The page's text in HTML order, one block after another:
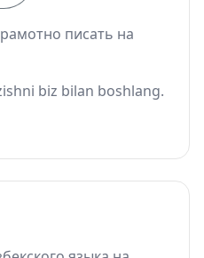
писать на
biz bilan boshlang.